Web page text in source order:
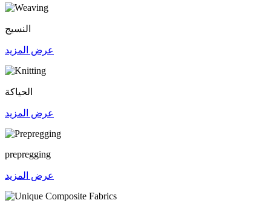
النسيج
عرض المزيد
الحياكة
عرض المزيد
prepregging
عرض المزيد